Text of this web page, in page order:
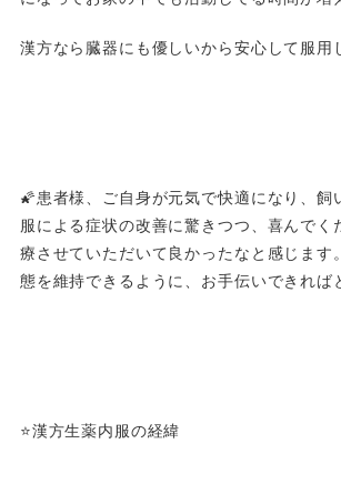
漢方なら臓器にも優しいから安心して服用
🌠患者様、ご自身が元気で快適になり、飼
服による症状の改善に驚きつつ、喜んでく
療させていただいて良かったなと感じます
態を維持できるように、お手伝いできれば
⭐️漢方生薬内服の経緯